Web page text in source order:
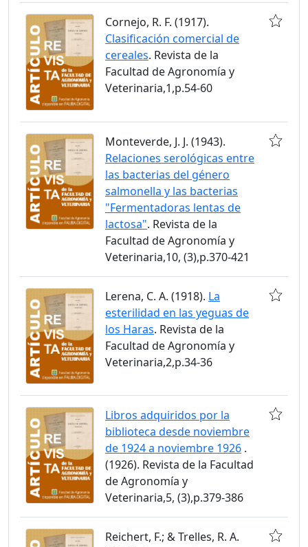
Cornejo, R. F. (1917).
Clasificación comercial de
cereales. Revista de la
Facultad de Agronomía y
Veterinaria,1,p.54-60
Monteverde, J. J. (1943).
Relaciones serológicas entre
las bacterias del género
salmonella y las bacterias
"Fermentadoras lentas de
lactosa". Revista de la
Facultad de Agronomía y
Veterinaria,10, (3),p.370-421
Lerena, C. A. (1918). La
esterilidad en las yeguas de
los Haras. Revista de la
Facultad de Agronomía y
Veterinaria,2,p.34-36
Libros adquiridos por la
biblioteca desde noviembre
de 1924 a noviembre 1926 .
(1926). Revista de la Facultad
de Agronomía y
Veterinaria,5, (3),p.379-386
Reichert, F.; & Trelles, R. A.